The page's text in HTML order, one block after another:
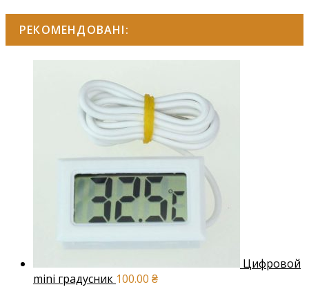
РЕКОМЕНДОВАНІ:
Цифровой
mini градусник 100.00 ₴